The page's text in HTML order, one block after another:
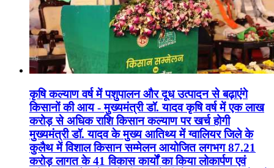
कृषि कल्याण वर्ष में पशुपालन और दूध उत्पादन से बढ़ाएंगे
किसानों की आय - मुख्यमंत्री डॉ. यादव कृषि वर्ष में एक लाख
करोड़ से अधिक राशि किसान कल्याण पर खर्च होगी
मुख्यमंत्री डॉ. यादव के मुख्य आतिथ्य में ग्वालियर जिले के
कुलैथ में विशाल किसान सम्मेलन आयोजित लगभग 87.21
करोड़ लागत के 41 विकास कार्यों का किया लोकार्पण एवं